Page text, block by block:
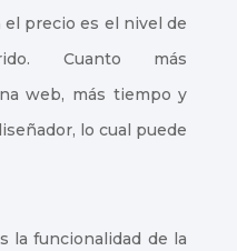
precio es el nivel de
Cuanto más
web, más tiempo y
lo cual puede
la funcionalidad de la